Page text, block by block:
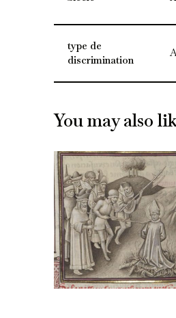
type de
discrimination
You may also